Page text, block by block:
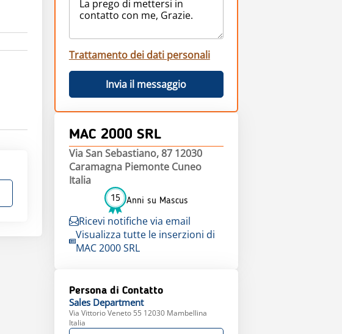
Trattamento dei dati personali
Invia il messaggio
MAC 2000 SRL
Via San Sebastiano, 87 12030
Caramagna Piemonte Cuneo
Italia
15 Anni su Mascus
Ricevi notifiche via email
Visualizza tutte le inserzioni di
MAC 2000 SRL
Persona di Contatto
Sales Department
Via Vittorio Veneto 55 12030 Mambellina
Italia